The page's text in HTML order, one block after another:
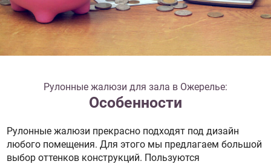
Рулонные жалюзи для зала в Ожерелье:
Особенности
Рулонные жалюзи прекрасно подходят под дизайн
любого помещения. Для этого мы предлагаем большой
выбор оттенков конструкций. Пользуются